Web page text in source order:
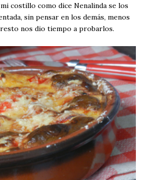
costillo como dice Nenalinda se los
sin pensar en los demás, menos
nos dio tiempo a probarlos.